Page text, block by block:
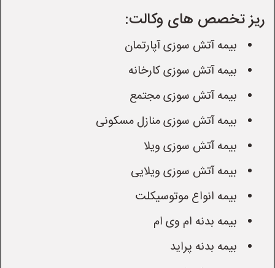
ریز تخصص های وکالت: